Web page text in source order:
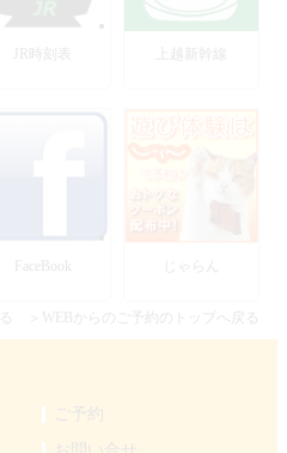
JR時刻表
FaceBook じゃらん
＞WEBからのご予約のトップへ戻る
ご予約